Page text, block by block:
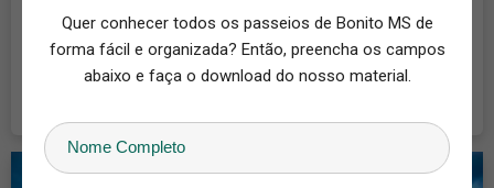
Zagaia Eco Resort
A viagem a Bonito por si só já é muito especial e inesquecível, e
não teria como ser diferente, afinal,...
Quer conhecer todos os passeios de Bonito MS de
forma fácil e organizada? Então, preencha os campos
abaixo e faça o download do nosso material.